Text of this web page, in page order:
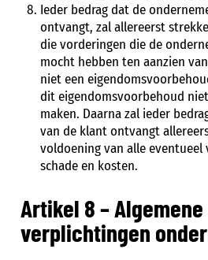
Ieder bedrag dat de
ontvangt, zal allereerst
die vorderingen die de
mocht hebben ten aanzien
niet een
dit eigendomsvoorbehoud
maken. Daarna zal ieder
van de klant ontvangt
voldoening van alle eventueel
schade en kosten.
Artikel 8 – Algemene
verplichtingen